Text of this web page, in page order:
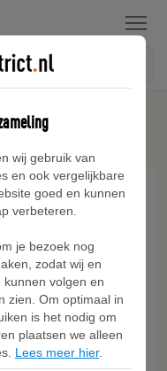
Menu
Zwart/Grijs
wij gebruik van
en ook vergelijkbare
goed en kunnen
verbeteren.
je bezoek nog
zodat wij en
volgen en
zien. Om optimaal in
is het nodig om
plaatsen we alleen
Lees meer hier.